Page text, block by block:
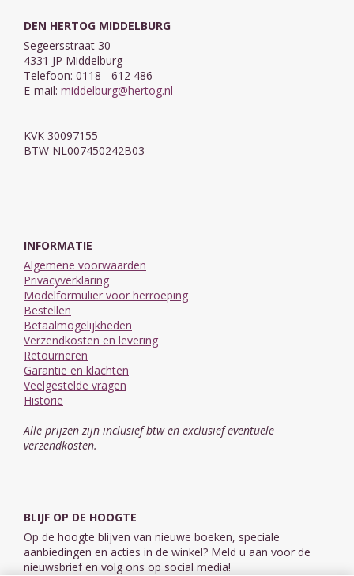
DEN HERTOG MIDDELBURG
Segeersstraat 30
4331 JP Middelburg
Telefoon: 0118 - 612 486
E-mail: middelburg@hertog.nl
KVK 30097155
BTW NL007450242B03
INFORMATIE
Algemene voorwaarden
Privacyverklaring
Modelformulier voor herroeping
Bestellen
Betaalmogelijkheden
Verzendkosten en levering
Retourneren
Garantie en klachten
Veelgestelde vragen
Historie
Alle prijzen zijn inclusief btw en exclusief eventuele
verzendkosten.
BLIJF OP DE HOOGTE
Op de hoogte blijven van nieuwe boeken, speciale
aanbiedingen en acties in de winkel? Meld u aan voor de
nieuwsbrief en volg ons op social media!